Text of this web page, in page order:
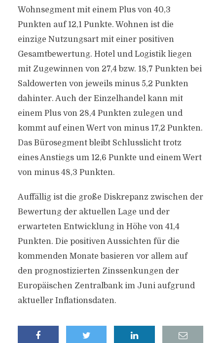
Wohnsegment mit einem Plus von 40,3
Punkten auf 12,1 Punkte. Wohnen ist die
einzige Nutzungsart mit einer positiven
Gesamtbewertung. Hotel und Logistik liegen
mit Zugewinnen von 27,4 bzw. 18,7 Punkten bei
Saldowerten von jeweils minus 5,2 Punkten
dahinter. Auch der Einzelhandel kann mit
einem Plus von 28,4 Punkten zulegen und
kommt auf einen Wert von minus 17,2 Punkten.
Das Bürosegment bleibt Schlusslicht trotz
eines Anstiegs um 12,6 Punkte und einem Wert
von minus 48,3 Punkten.
Auffällig ist die große Diskrepanz zwischen der
Bewertung der aktuellen Lage und der
erwarteten Entwicklung in Höhe von 41,4
Punkten. Die positiven Aussichten für die
kommenden Monate basieren vor allem auf
den prognostizierten Zinssenkungen der
Europäischen Zentralbank im Juni aufgrund
aktueller Inflationsdaten.